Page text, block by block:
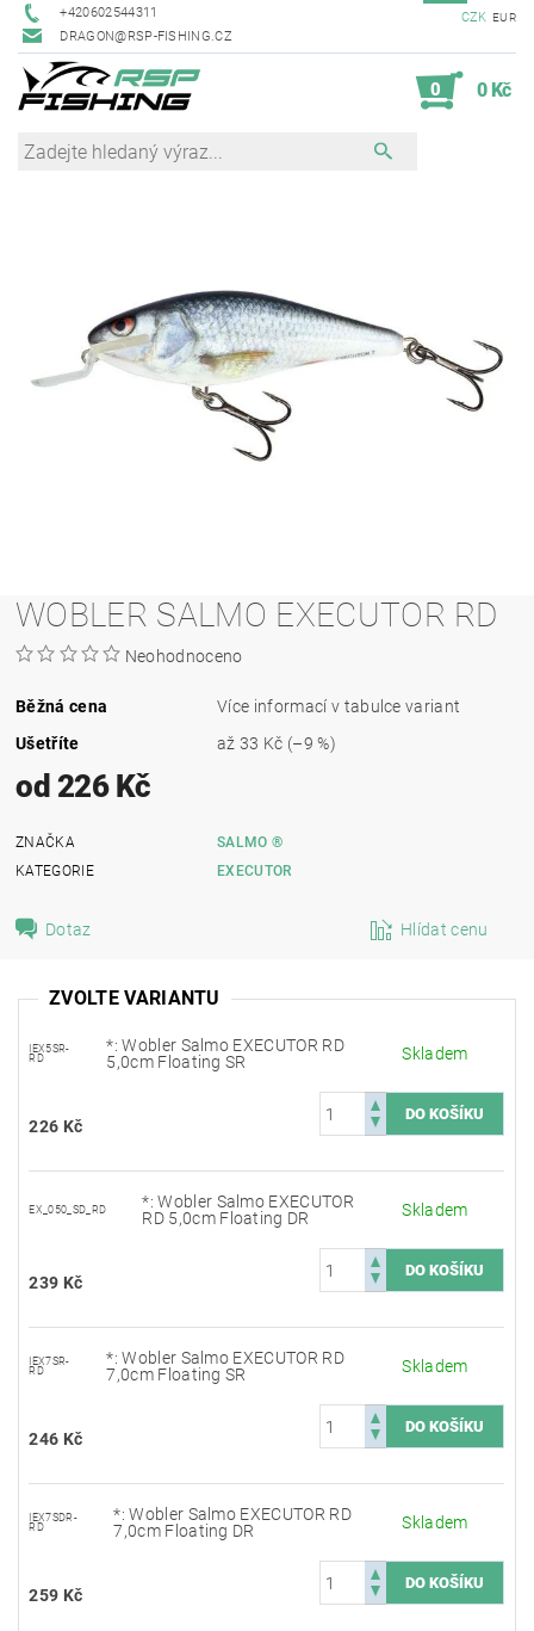
+420602544311
DRAGON@RSP-FISHING.CZ
CZK EUR
0 0 Kč
WOBLER SALMO EXECUTOR RD
Neohodnoceno
Běžná cena
Více informací v tabulce variant
Ušetříte
až33 Kč (–9 %)
od 226 Kč
ZNAČKA
SALMO ®
KATEGORIE
EXECUTOR
Dotaz Hlídat cenu
ZVOLTE VARIANTU
IEX5SR-
RD
*: Wobler Salmo EXECUTOR RD
5,0cm Floating SR
Skladem
226 Kč
EX_050_SD_RD
*: Wobler Salmo EXECUTOR
RD 5,0cm Floating DR
Skladem
239 Kč
IEX7SR-
RD
*: Wobler Salmo EXECUTOR RD
7,0cm Floating SR
Skladem
246 Kč
IEX7SDR-
RD
*: Wobler Salmo EXECUTOR RD
7,0cm Floating DR
Skladem
259 Kč